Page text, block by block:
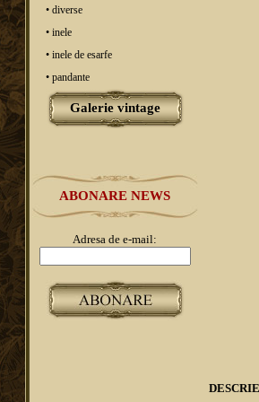
• diverse
• inele
• inele de esarfe
• pandante
Galerie vintage
ABONARE NEWS
Adresa de e-mail: